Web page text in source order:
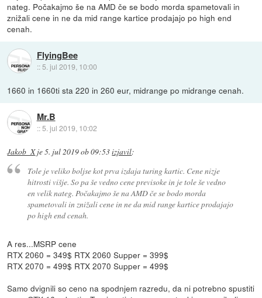
nateg. Počakajmo še na AMD če se bodo morda spametovali in
znižali cene in ne da mid range kartice prodajajo po high end
cenah.
FlyingBee
:: 5. jul 2019, 10:00
1660 in 1660ti sta 220 in 260 eur, midrange po midrange cenah.
Mr.B
::5. jul 2019, 10:02
Jakob_Xje5. jul 2019 ob 09:53izjavil:
Tole je veliko boljse kot prva izdaja turing kartic. Cene nizje
hitrosti višje. So pa še vedno cene previsoke in je tole še vedno
en velik nateg. Počakajmo še na AMD če se bodo morda
spametovali in znižali cene in ne da mid range kartice prodajajo
po high end cenah.
A res...MSRP cene
RTX 2060 = 349$ RTX 2060 Supper = 399$
RTX 2070 = 499$ RTX 2070 Supper = 499$
Samo dvignili so ceno na spodnjem razredu, da ni potrebno spustiti